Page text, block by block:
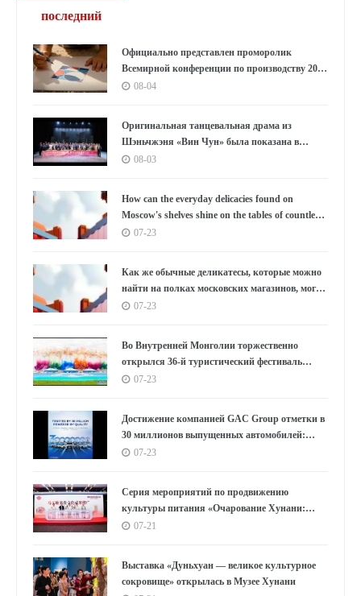
последний
Официально представлен проморолик
Всемирной конференции по производству 2026
года: Аньхой направляет миру «приглашение
08-04
Оригинальная танцевальная драма из
Шэньчжэня «Вин Чун» была показана в
Южной Корее под бурные овации, используя
Кореей.
08-03
How can the everyday delicacies found on
Moscow's shelves shine on the tables of countless
households in the East?
07-23
Как же обычные деликатесы, которые можно
найти на полках московских магазинов, могут
украсить столы бесчисленных семей на
07-23
Во Внутренней Монголии торжественно
открылся 36-й туристический фестиваль
«Наадам»
07-23
Достижение компанией GAC Group отметки в
30 миллионов выпущенных автомобилей:
цифры, лежащие в основе концепции "GAC
07-23
Серия мероприятий по продвижению
культуры питания «Очарование Хунани:
вкусы Мавандуй» стартовала в Шанхае
07-21
Выставка «Дуньхуан — великое культурное
сокровище» открылась в Музее Хунани